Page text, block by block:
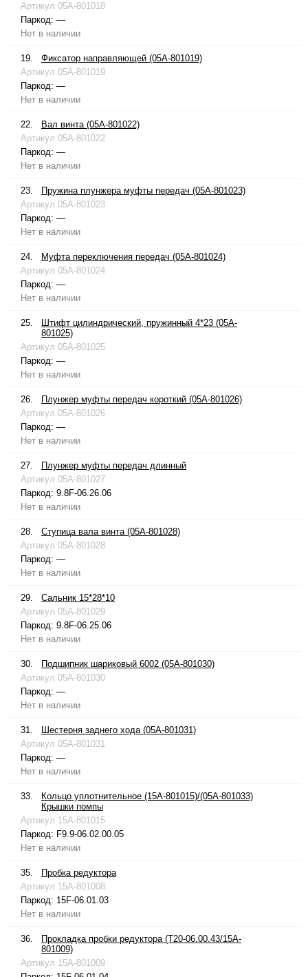
Артикул 05A-801018
Паркод: —
Нет в наличии
19.
Фиксатор направляющей (05A-801019)
Артикул 05A-801019
Паркод: —
Нет в наличии
22.
Вал винта (05A-801022)
Артикул 05A-801022
Паркод: —
Нет в наличии
23.
Пружина плунжера муфты передач (05A-801023)
Артикул 05A-801023
Паркод: —
Нет в наличии
24.
Муфта переключения передач (05A-801024)
Артикул 05A-801024
Паркод: —
Нет в наличии
25.
Штифт цилиндрический, пружинный 4*23 (05A-
801025)
Артикул 05A-801025
Паркод: —
Нет в наличии
26.
Плунжер муфты передач короткий (05A-801026)
Артикул 05A-801026
Паркод: —
Нет в наличии
27.
Плунжер муфты передач длинный
Артикул 05A-801027
Паркод: 9.8F-06.26.06
Нет в наличии
28.
Ступица вала винта (05A-801028)
Артикул 05A-801028
Паркод: —
Нет в наличии
29.
Сальник 15*28*10
Артикул 05A-801029
Паркод: 9.8F-06.25.06
Нет в наличии
30.
Подшипник шариковый 6002 (05A-801030)
Артикул 05A-801030
Паркод: —
Нет в наличии
31.
Шестерня заднего хода (05A-801031)
Артикул 05A-801031
Паркод: —
Нет в наличии
33.
Кольцо уплотнительное (15A-801015)/(05A-801033)
Крышки помпы
Артикул 15A-801015
Паркод: F9.9-06.02.00.05
Нет в наличии
35.
Пробка редуктора
Артикул 15A-801008
Паркод: 15F-06.01.03
Нет в наличии
36.
Прокладка пробки редуктора (T20-06.00.43/15A-
801009)
Артикул 15A-801009